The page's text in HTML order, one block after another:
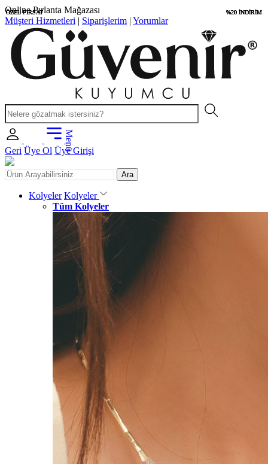
Uygun Fiyatlar
Müşteri Hizmetleri | Siparişlerim | Yorumlar
Menü
Geri Üye Ol Üye Girişi
Ara
Kolyeler Kolyeler
Tüm Kolyeler
ÖZEL FIRSAT %20 İNDİRİM
ÖZEL FIRSAT %20 İNDİRİM
ÖZEL FIRSAT %20 İNDİRİM
ÖZEL FIRSAT %20 İNDİRİM